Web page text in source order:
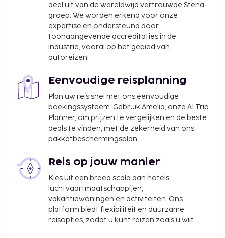
deel uit van de wereldwijd vertrouwde Stena-
groep. We worden erkend voor onze
expertise en ondersteund door
toonaangevende accreditaties in de
industrie, vooral op het gebied van
autoreizen.
Eenvoudige reisplanning
Plan uw reis snel met ons eenvoudige
boekingssysteem. Gebruik Amelia, onze AI Trip
Planner, om prijzen te vergelijken en de beste
deals te vinden, met de zekerheid van ons
pakketbeschermingsplan.
Reis op jouw manier
Kies uit een breed scala aan hotels,
luchtvaartmaatschappijen,
vakantiewoningen en activiteiten. Ons
platform biedt flexibiliteit en duurzame
reisopties, zodat u kunt reizen zoals u wilt.